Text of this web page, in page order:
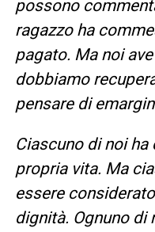
possono
ragazzo ha
pagato. Ma noi
dobbiamo
pensare di
Ciascuno di noi
propria vita. Ma
essere
dignità. Ognuno di